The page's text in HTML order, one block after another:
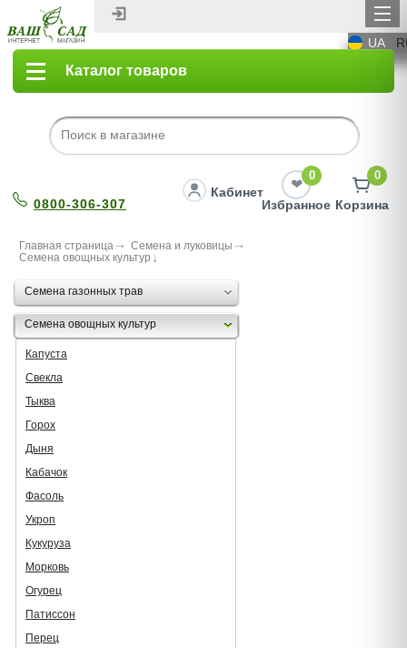
UA
Каталог товаров
0800-306-307
Кабинет
0
Избранное
0
Корзина
Главная страница
Семена и луковицы
Семена овощных культур
Семена газонных трав
Семена овощных культур
Капуста
Свекла
Тыква
Горох
Дыня
Кабачок
Фасоль
Укроп
Кукуруза
Морковь
Огурец
Патиссон
Перец